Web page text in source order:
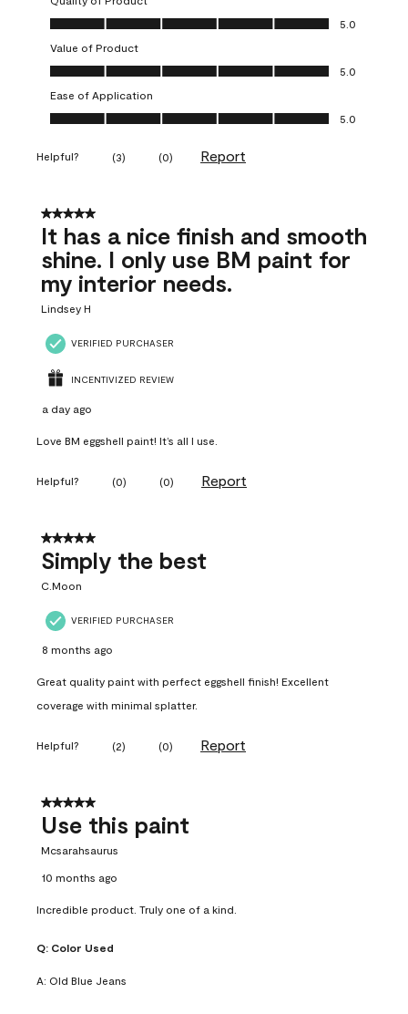
Quality of Product, 5.0 out of 5
5.0
Value of Product
Value of Product, 5.0 out of 5
5.0
Ease of Application
Ease of Application, 5.0 out of 5
5.0
Helpful? (3) (0) Report
5 out of 5 stars.
It has a nice finish and smooth
shine. I only use BM paint for
my interior needs.
Lindsey H
VERIFIED PURCHASER
INCENTIVIZED REVIEW
a day ago
Love BM eggshell paint! It’s all I use.
Helpful? (0) (0) Report
5 out of 5 stars.
Simply the best
C.Moon
VERIFIED PURCHASER
8 months ago
Great quality paint with perfect eggshell finish! Excellent
coverage with minimal splatter.
Helpful? (2) (0) Report
5 out of 5 stars.
Use this paint
Mcsarahsaurus
10 months ago
Incredible product. Truly one of a kind.
Q: Color Used
A: Old Blue Jeans